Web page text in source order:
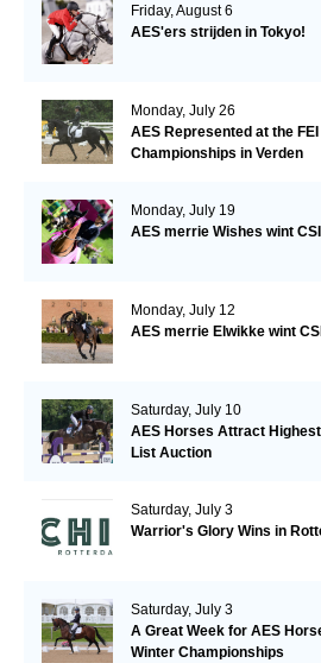
Friday, August 6
AES'ers strijden in Tokyo!
Monday, July 26
AES Represented at the
Championships in Verden
Monday, July 19
AES merrie Wishes wint
Monday, July 12
AES merrie Elwikke wint
Saturday, July 10
AES Horses Attract
List Auction
Saturday, July 3
Warrior's Glory Wins in
Saturday, July 3
A Great Week for AES
Winter Championships